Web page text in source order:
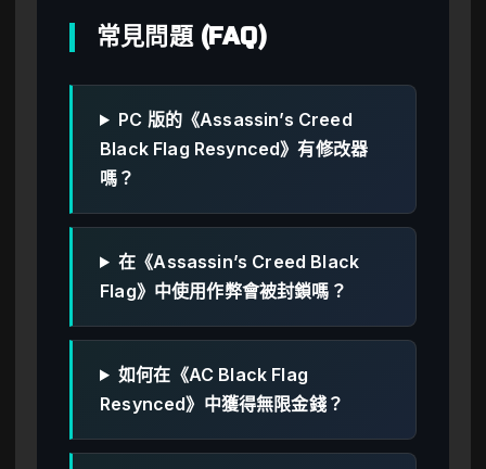
常見問題 (FAQ)
PC 版的《Assassin’s Creed
Black Flag Resynced》有修改器
嗎？
在《Assassin’s Creed Black
Flag》中使用作弊會被封鎖嗎？
如何在《AC Black Flag
Resynced》中獲得無限金錢？